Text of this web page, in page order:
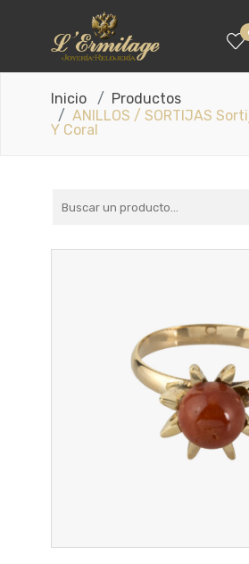
Inicio
Productos
ANILLOS / SORTIJAS
Y Coral